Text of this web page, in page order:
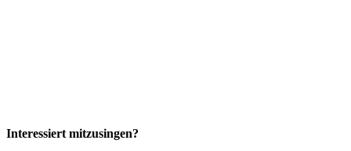
Interessiert mitzusingen?